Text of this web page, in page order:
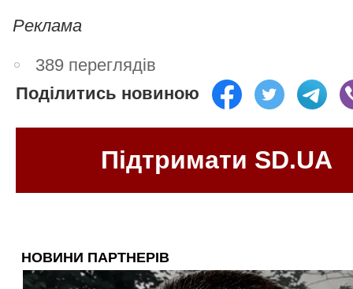
Реклама
389 переглядів
Поділитись новиною
Підтримати SD.UA